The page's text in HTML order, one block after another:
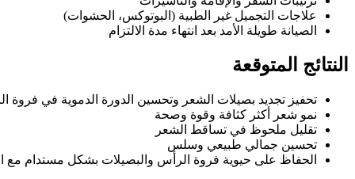
علاجات التجميل غير الطبية (البوتوكس، الحشوات)
الصيانة طويلة الأمد بعد انتهاء مدة الالتزام
النتائج المتوقعة
تحفيز تجديد بصيلات الشعر وتحسين الدورة الدموية في فروة
نمو شعر أكثر كثافة وقوة وصحة
تقليل ملحوظ في تساقط الشعر
تحسين جمالي طبيعي وسلس
الحفاظ على حيوية فروة الرأس والبصيلات بشكل مستدام مع